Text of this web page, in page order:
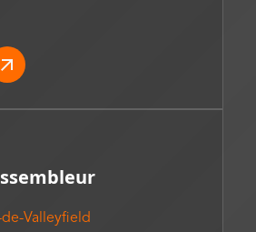
de-Valleyfield